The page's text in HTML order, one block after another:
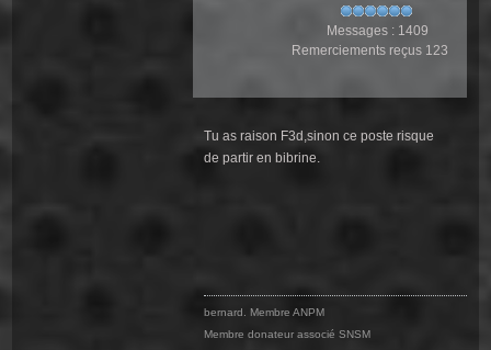
Messages : 1409
Remerciements reçus 123
Tu as raison F3d,sinon ce poste risque
de partir en bibrine.
bernard. Membre ANPM
Membre donateur associé SNSM